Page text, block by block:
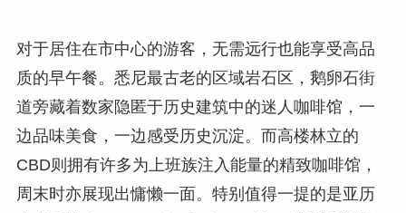
对于居住在市中心的游客，无需远行也能享受高品
质的早午餐。悉尼最古老的区域岩石区，鹅卵石街
道旁藏着数家隐匿于历史建筑中的迷人咖啡馆，一
边品味美食，一边感受历史沉淀。而高楼林立的
CBD则拥有许多为上班族注入能量的精致咖啡馆，
周末时亦展现出慵懒一面。特别值得一提的是亚历